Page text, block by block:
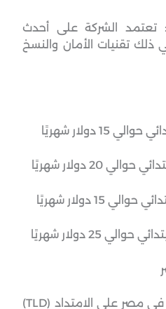
تعتمد الشركة على أحدث
ذلك تقنيات الأمان والنسخ
↩︎ تعتمد أسعار النطاقات في مصر على الامتداد (TLD)